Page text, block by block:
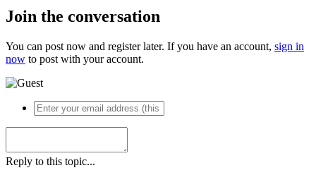
Join the conversation
You can post now and register later. If you have an account, sign in
now to post with your account.
Reply to this topic...